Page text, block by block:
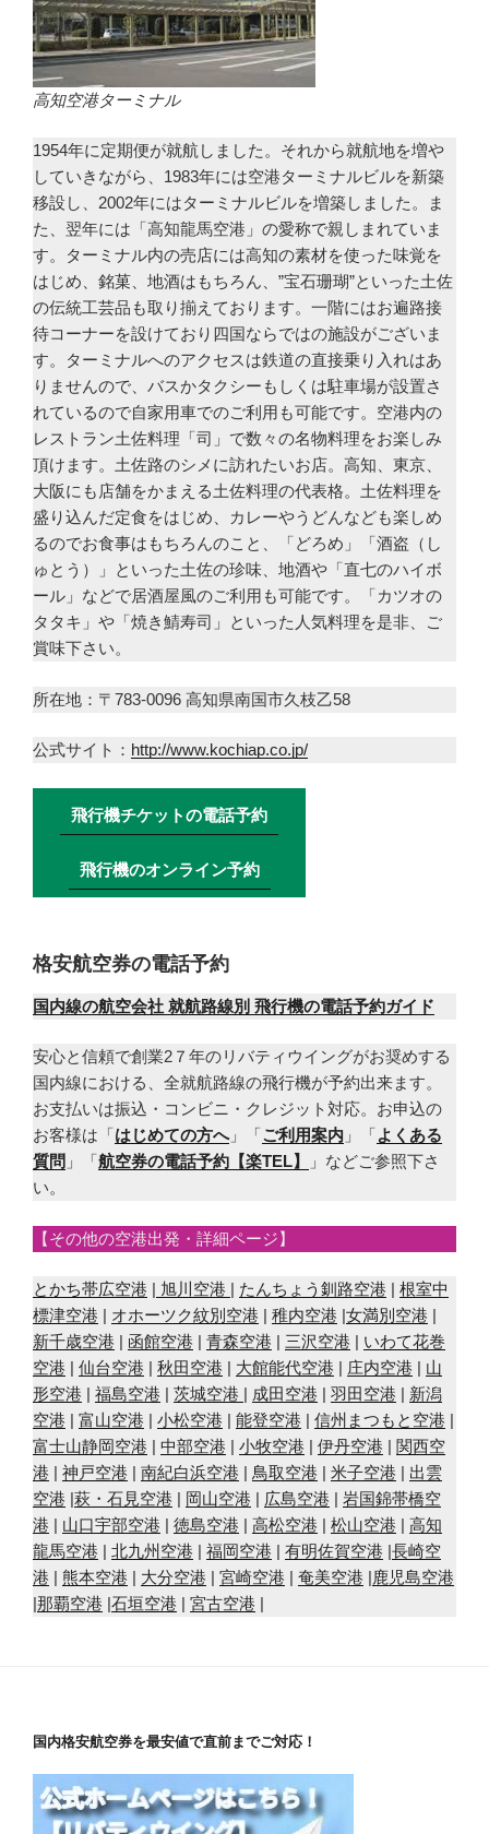
高知空港ターミナル
1954年に定期便が就航しました。それから就航地を増や
していきながら、1983年には空港ターミナルビルを新築
移設し、2002年にはターミナルビルを増築しました。ま
た、翌年には「高知龍馬空港」の愛称で親しまれていま
す。ターミナル内の売店には高知の素材を使った味覚を
はじめ、銘菓、地酒はもちろん、”宝石珊瑚”といった土佐
の伝統工芸品も取り揃えております。一階にはお遍路接
待コーナーを設けており四国ならではの施設がございま
す。ターミナルへのアクセスは鉄道の直接乗り入れはあ
りませんので、バスかタクシーもしくは駐車場が設置さ
れているので自家用車でのご利用も可能です。空港内の
レストラン土佐料理「司」で数々の名物料理をお楽しみ
頂けます。土佐路のシメに訪れたいお店。高知、東京、
大阪にも店舗をかまえる土佐料理の代表格。土佐料理を
盛り込んだ定食をはじめ、カレーやうどんなども楽しめ
るのでお食事はもちろんのこと、「どろめ」「酒盗（し
ゅとう）」といった土佐の珍味、地酒や「直七のハイボ
ール」などで居酒屋風のご利用も可能です。「カツオの
タタキ」や「焼き鯖寿司」といった人気料理を是非、ご
賞味下さい。
所在地：〒783-0096 高知県南国市久枝乙58
公式サイト： http://www.kochiap.co.jp/
飛行機チケットの電話予約
飛行機のオンライン予約
格安航空券の電話予約
国内線の航空会社 就航路線別 飛行機の電話予約ガイド
安心と信頼で創業2７年のリバティウイングがお奨めする
国内線における、全就航路線の飛行機が予約出来ます。
お支払いは振込・コンビニ・クレジット対応。お申込の
お客様は「はじめての方へ」「ご利用案内 」「よくある
質問 」「航空券の電話予約【楽TEL】
」などご参照下さ
い。
【その他の空港出発・詳細ページ】
とかち帯広空港 | 旭川空港 | たんちょう釧路空港 | 根室中
標津空港 | オホーツク紋別空港 | 稚内空港 |女満別空港 |
新千歳空港 | 函館空港 | 青森空港 | 三沢空港 | いわて花巻
空港 | 仙台空港 | 秋田空港 | 大館能代空港 | 庄内空港 | 山
形空港 | 福島空港 | 茨城空港 | 成田空港 | 羽田空港 | 新潟
空港 | 富山空港 | 小松空港 | 能登空港 | 信州まつもと空港 |
富士山静岡空港 | 中部空港 | 小牧空港 | 伊丹空港 | 関西空
港 | 神戸空港 | 南紀白浜空港 | 鳥取空港 | 米子空港 | 出雲
空港 |萩・石見空港 | 岡山空港 | 広島空港 | 岩国錦帯橋空
港 | 山口宇部空港 | 徳島空港 | 高松空港 | 松山空港 | 高知
龍馬空港 | 北九州空港 | 福岡空港 | 有明佐賀空港 |長崎空
港 | 熊本空港 | 大分空港 | 宮崎空港 | 奄美空港 |鹿児島空港
|那覇空港 |石垣空港 | 宮古空港 |
国内格安航空券を最安値で直前までご対応！